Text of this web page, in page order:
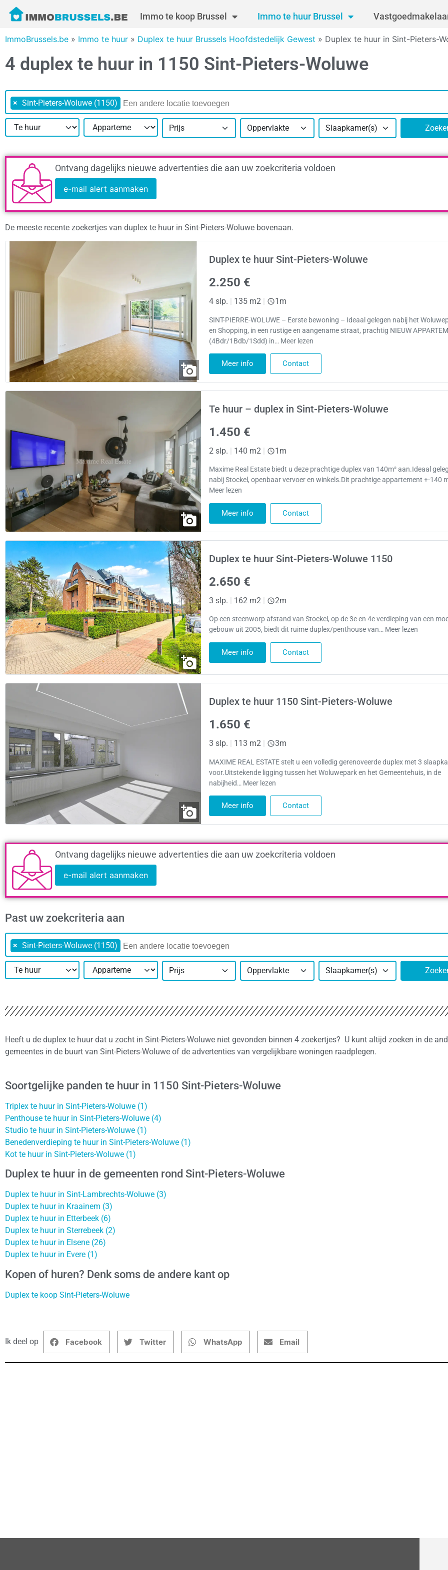
Immo te koop Brussel Immo te huur Brussel
ImmoBrussels.be » Immo te huur » Duplex te huur Brussels Hoofdstedelijk Gewest » Duplex te huur in Sint-Pieters-
4 duplex te huur in 1150 Sint-Pieters-Woluwe
× Sint-Pieters-Woluwe (1150)
Prijs Oppervlakte Slaapkamer(s)
Ontvang dagelijks nieuwe advertenties die aan uw zoekcriteria voldoen
e-mail alert aanmaken
De meeste recente zoekertjes van duplex te huur in Sint-Pieters-Woluwe bovenaan.
Duplex te huur Sint-Pieters-Woluwe
2.250 €
4 slp. 135 m2 1m
SINT-PIERRE-WOLUWE – Eerste bewoning – Ideaal gelegen nabij het
en Shopping, in een rustige en aangename straat, prachtig NIEUW
(4Bdr/1Bdb/1Sdd) in… Meer lezen
Meer info Contact
Te huur – duplex in Sint-Pieters-Woluwe
1.450 €
2 slp. | 140 m2 | 1m
Maxime Real Estate biedt u deze prachtige duplex van 140m² aan.Ideaal
nabij Stockel, openbaar vervoer en winkels.Dit prachtige appartement +-140
Meer lezen
Meer info Contact
Duplex te huur Sint-Pieters-Woluwe 1150
2.650 €
3 slp. | 162 m2 | 2m
Op een steenworp afstand van Stockel, op de 3e en 4e verdieping van een
gebouw uit 2005, biedt dit ruime duplex/penthouse van… Meer lezen
Meer info Contact
Duplex te huur 1150 Sint-Pieters-Woluwe
1.650 €
3 slp. 113 m2 3m
MAXIME REAL ESTATE stelt u een volledig gerenoveerde duplex met 3
voor.Uitstekende ligging tussen het Woluwepark en het Gemeentehuis, in de
nabijheid… Meer lezen
Meer info Contact
Ontvang dagelijks nieuwe advertenties die aan uw zoekcriteria voldoen
e-mail alert aanmaken
Past uw zoekcriteria aan
× Sint-Pieters-Woluwe (1150)
Prijs Oppervlakte Slaapkamer(s)
Heeft u de duplex te huur dat u zocht in Sint-Pieters-Woluwe niet gevonden binnen 4 zoekertjes? U kunt altijd zoeken in de
gemeentes in de buurt van Sint-Pieters-Woluwe of de advertenties van vergelijkbare woningen raadplegen.
Soortgelijke panden te huur in 1150 Sint-Pieters-Woluwe
Triplex te huur in Sint-Pieters-Woluwe (1)
Penthouse te huur in Sint-Pieters-Woluwe (4)
Studio te huur in Sint-Pieters-Woluwe (1)
Benedenverdieping te huur in Sint-Pieters-Woluwe (1)
Kot te huur in Sint-Pieters-Woluwe (1)
Duplex te huur in de gemeenten rond Sint-Pieters-Woluwe
Duplex te huur in Sint-Lambrechts-Woluwe (3)
Duplex te huur in Kraainem (3)
Duplex te huur in Etterbeek (6)
Duplex te huur in Sterrebeek (2)
Duplex te huur in Elsene (26)
Duplex te huur in Evere (1)
Kopen of huren? Denk soms de andere kant op
Duplex te koop Sint-Pieters-Woluwe
Ik deel op Facebook Twitter WhatsApp Email